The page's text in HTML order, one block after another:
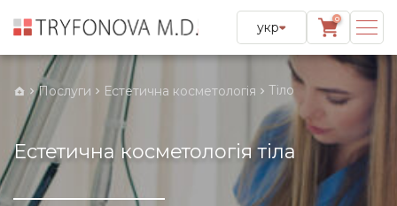
укр
0
Послуги Естетична косметологія Тіло
Естетична косметологія тіла